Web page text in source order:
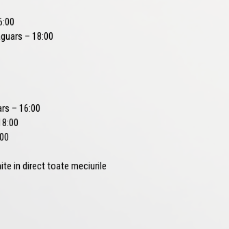
– 18:00
– 16:00
in direct toate meciurile